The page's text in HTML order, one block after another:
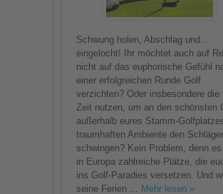
Schwung holen, Abschlag und…
eingelocht! Ihr möchtet auch auf
nicht auf das euphorische Gefühl
einer erfolgreichen Runde Golf
verzichten? Oder insbesondere die
Zeit nutzen, um an den schönsten
außerhalb eures Stamm-
traumhaften Ambiente den
schwingen? Kein Problem, denn
in Europa zahlreiche Plätze, die
ins Golf-Paradies versetzen. Und
seine Ferien ...
Mehr lesen »